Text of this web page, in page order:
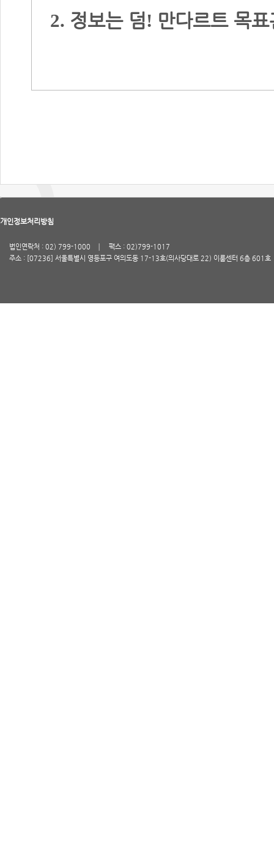
2. 정보는 덤! 만다르트 목
개인정보처리방침
법인연락처 : 02) 799-1000
팩스 : 02)799-1017
주소 : [07236] 서울특별시 영등포구 여의도동 17-13호(의사당대로 22) 이룸센터 6층 601호